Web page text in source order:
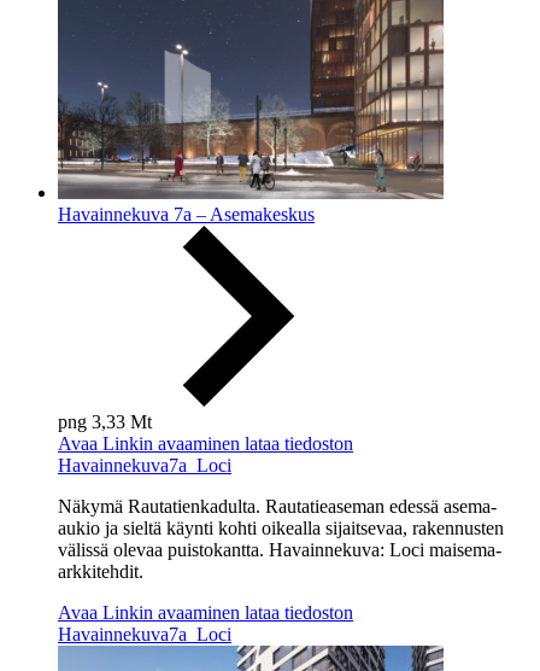
Havainnekuva 7a – Asemakeskus
png 3,33 Mt
Avaa Linkin avaaminen lataa tiedoston
Havainnekuva7a_Loci
Näkymä Rautatienkadulta. Rautatieaseman edessä asema-
aukio ja sieltä käynti kohti oikealla sijaitsevaa, rakennusten
välissä olevaa puistokantta. Havainnekuva: Loci maisema-
arkkitehdit.
Avaa Linkin avaaminen lataa tiedoston
Havainnekuva7a_Loci